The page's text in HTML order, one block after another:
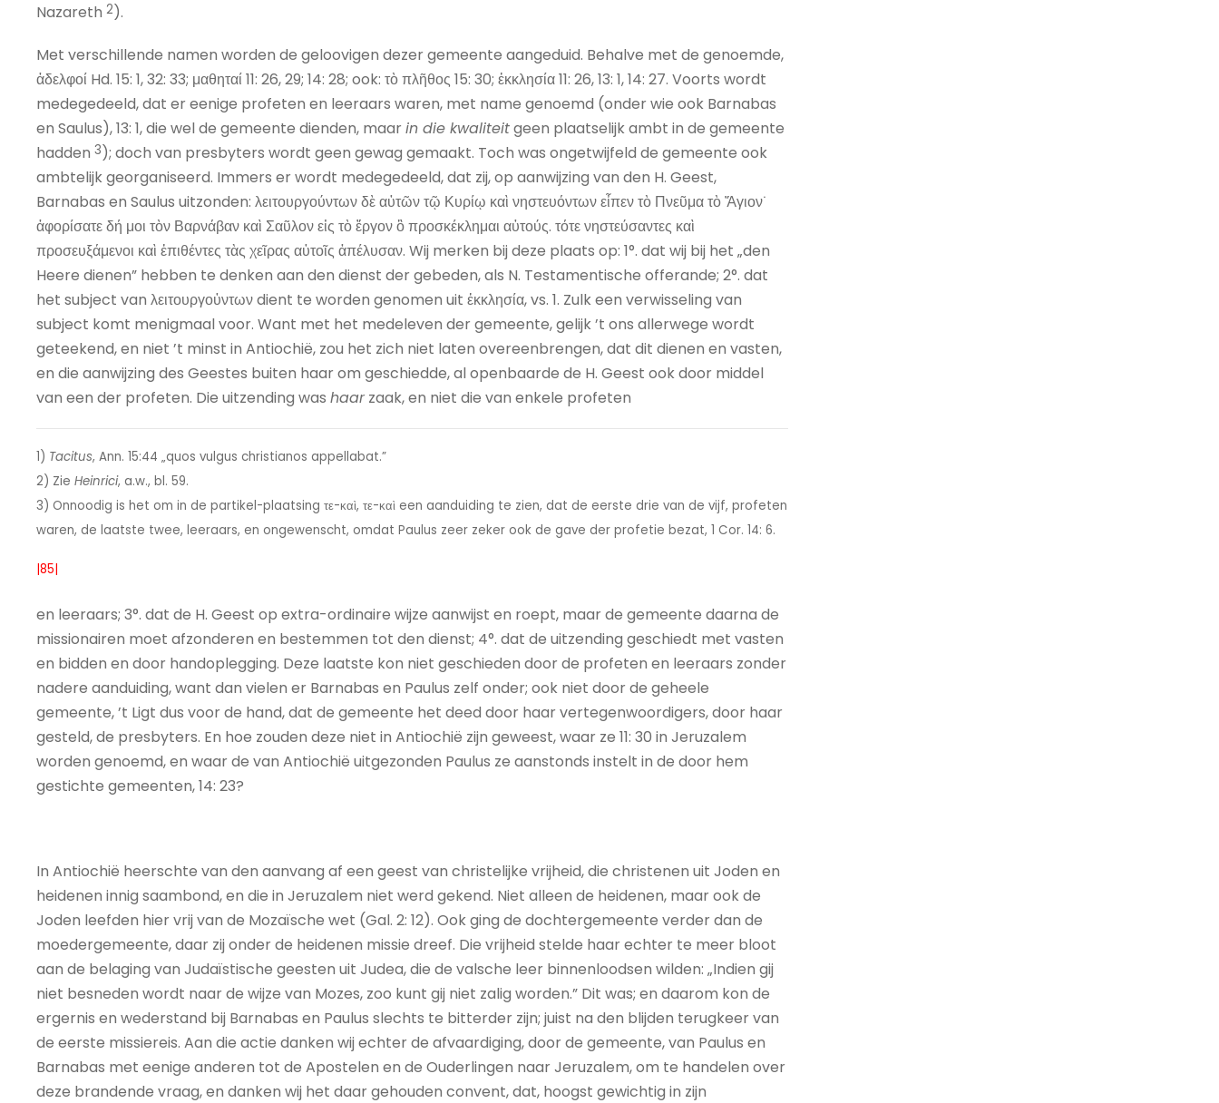
Nazareth 2).
Met verschillende namen worden de geloovigen dezer gemeente aangeduid. Behalve met de genoemde,
ἀδελφοί Hd. 15: 1, 32: 33; μαθηταί 11: 26, 29; 14: 28; ook: τὸ πλῆθος 15: 30; ἐκκλησία 11: 26, 13: 1, 14: 27. Voorts wordt
medegedeeld, dat er eenige profeten en leeraars waren, met name genoemd (onder wie ook Barnabas
en Saulus), 13: 1, die wel de gemeente dienden, maarin die kwaliteitgeen plaatselijk ambt in de gemeente
hadden 3); doch van presbyters wordt geen gewag gemaakt. Toch was ongetwijfeld de gemeente ook
ambtelijk georganiseerd. Immers er wordt medegedeeld, dat zij, op aanwijzing van den H. Geest,
Barnabas en Saulus uitzonden: λειτουργούντων δὲ αὐτῶν τῷ Κυρίῳ καὶ νηστευόντων εἶπεν τὸ Πνεῦμα τὸ Ἅγιον˙
ἀφορίσατε δή μοι τὸν Βαρνάβαν καὶ Σαῦλον εἰς τὸ ἔργον ὃ προσκέκλημαι αὐτούς. τότε νηστεύσαντες καὶ
προσευξάμενοι καὶ ἐπιθέντες τὰς χεῖρας αὐτοῖς ἀπέλυσαν. Wij merken bij deze plaats op: 1°. dat wij bij het „den
Heere dienen” hebben te denken aan den dienst der gebeden, als N. Testamentische offerande; 2°. dat
het subject van λειτουργοὐντων dient te worden genomen uit ἐκκλησία, vs. 1. Zulk een verwisseling van
subject komt menigmaal voor. Want met het medeleven der gemeente, gelijk ’t ons allerwege wordt
geteekend, en niet ’t minst in Antiochië, zou het zich niet laten overeenbrengen, dat dit dienen en vasten,
en die aanwijzing des Geestes buiten haar om geschiedde, al openbaarde de H. Geest ook door middel
van een der profeten. Die uitzending was haarzaak, en niet die van enkele profeten
1) Tacitus, Ann. 15:44 „quos vulgus christianos appellabat.”
2) Zie Heinrici, a.w., bl. 59.
3) Onnoodig is het om in de partikel-plaatsing τε-καὶ, τε-καὶ een aanduiding te zien, dat de eerste drie van de vijf, profeten
waren, de laatste twee, leeraars, en ongewenscht, omdat Paulus zeer zeker ook de gave der profetie bezat, 1 Cor. 14: 6.
|85|
en leeraars; 3°. dat de H. Geest op extra-ordinaire wijze aanwijst en roept, maar de gemeente daarna de
missionairen moet afzonderen en bestemmen tot den dienst; 4°. dat de uitzending geschiedt met vasten
en bidden en door handoplegging. Deze laatste kon niet geschieden door de profeten en leeraars zonder
nadere aanduiding, want dan vielen er Barnabas en Paulus zelf onder; ook niet door de geheele
gemeente, ’t Ligt dus voor de hand, dat de gemeente het deed door haar vertegenwoordigers, door haar
gesteld, de presbyters. En hoe zouden deze niet in Antiochië zijn geweest, waar ze 11: 30 in Jeruzalem
worden genoemd, en waar de van Antiochië uitgezonden Paulus ze aanstonds instelt in de door hem
gestichte gemeenten, 14: 23?
In Antiochië heerschte van den aanvang af een geest van christelijke vrijheid, die christenen uit Joden en
heidenen innig saambond, en die in Jeruzalem niet werd gekend. Niet alleen de heidenen, maar ook de
Joden leefden hier vrij van de Mozaïsche wet (Gal. 2: 12). Ook ging de dochtergemeente verder dan de
moedergemeente, daar zij onder de heidenen missie dreef. Die vrijheid stelde haar echter te meer bloot
aan de belaging van Judaïstische geesten uit Judea, die de valsche leer binnenloodsen wilden: „Indien gij
niet besneden wordt naar de wijze van Mozes, zoo kunt gij niet zalig worden.” Dit was; en daarom kon de
ergernis en wederstand bij Barnabas en Paulus slechts te bitterder zijn; juist na den blijden terugkeer van
de eerste missiereis. Aan die actie danken wij echter de afvaardiging, door de gemeente, van Paulus en
Barnabas met eenige anderen tot de Apostelen en de Ouderlingen naar Jeruzalem, om te handelen over
deze brandende vraag, en danken wij het daar gehouden convent, dat, hoogst gewichtig in zijn